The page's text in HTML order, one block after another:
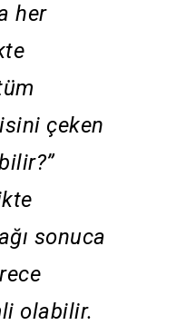
her
çeken
sonuca
olabilir.